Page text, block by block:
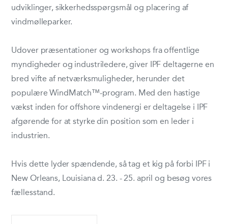
udviklinger, sikkerhedsspørgsmål og placering af
vindmølleparker.
Udover præsentationer og workshops fra offentlige
myndigheder og industriledere, giver IPF deltagerne en
bred vifte af netværksmuligheder, herunder det
populære WindMatch™-program. Med den hastige
vækst inden for offshore vindenergi er deltagelse i IPF
afgørende for at styrke din position som en leder i
industrien.
Hvis dette lyder spændende, så tag et kig på forbi IPF i
New Orleans, Louisiana d. 23. - 25. april og besøg vores
fællesstand.